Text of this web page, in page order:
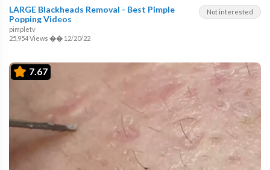
Not interested
LARGE Blackheads Removal - Best Pimple
Popping Videos
pimpletv
25,954 Views �� 12/20/22
7.67